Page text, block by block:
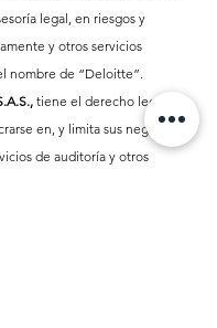
legal, en riesgos y
y otros servicios
nombre de “Deloitte”.
tiene el derecho legal
en, y limita sus negocios a,
de auditoría y otros